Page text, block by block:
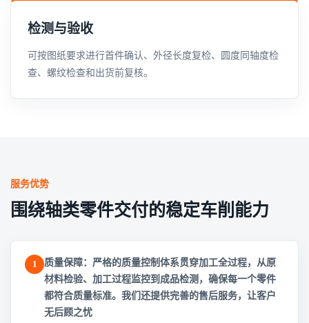
检测与验收
可按图纸要求进行首件确认、外径长度复检、圆度同轴度检
查、螺纹检查和出货前复核。
服务优势
围绕轴类零件交付的稳定车削能力
1
质量保障：严格的质量控制体系贯穿加工全过程，从原
材料检验、加工过程监控到成品检测，确保每一个零件
都符合质量标准。我们还提供完善的售后服务，让客户
无后顾之忧